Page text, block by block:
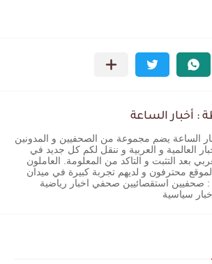
: أخبار الساعة
الساعة يضم مجموعة من الصحفيين و المدونين
العالمية و العربية و ننقل لكم كل جديد في
بعد التثبت و التاكد من المعلومة. العاملون
محترفون و لديهم تجربة كبيرة في ميدان
: صحفيين استقصائيين صحفي اخبار رياضية
سياسية